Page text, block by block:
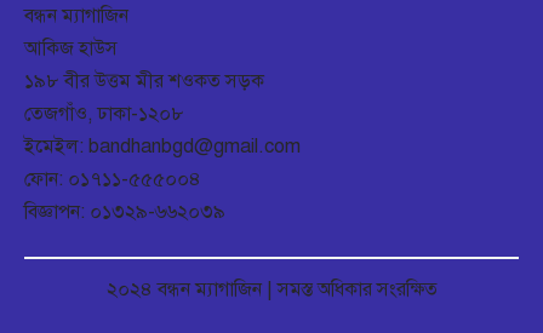
বন্ধন ম্যাগাজিন
আকিজ হাউস
১৯৮ বীর উত্তম মীর শওকত সড়ক
তেজগাঁও, ঢাকা-১২০৮
ইমেইল: bandhanbgd@gmail.com
ফোন: ০১৭১১-৫৫৫০০৪
বিজ্ঞাপন: ০১৩২৯-৬৬২০৩৯
২০২৪ বন্ধন ম্যাগাজিন | সমস্ত অধিকার সংরক্ষিত